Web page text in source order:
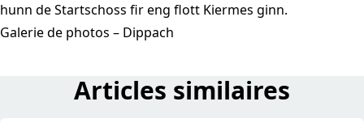
hunn de Startschoss fir eng flott Kiermes ginn.
Galerie de photos – Dippach
Articles similaires